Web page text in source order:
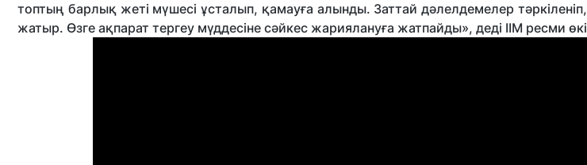
топтың барлық жеті мүшесі ұсталып, қамауға алынды. Заттай дәлелдемелер тәркіленіп,
жатыр. Өзге ақпарат тергеу мүддесіне сәйкес жариялануға жатпайды», деді ІІМ ресми